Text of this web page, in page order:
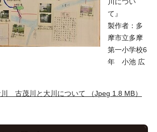
川につい
て』
製作者：多
摩市立多摩
第一小学校6
年 小池 広
古茂川と大川について （Jpeg 1.8 MB）